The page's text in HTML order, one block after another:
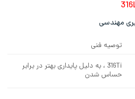
توصیه فنی
316Ti ، به دلیل پایداری بهتر در برابر
حساس شدن